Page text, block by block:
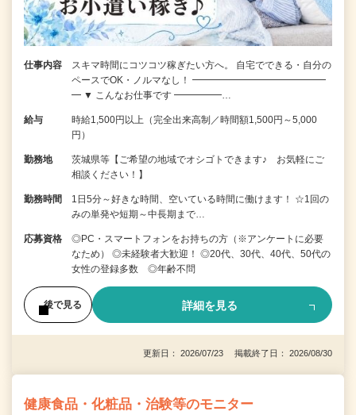
仕事内容
スキマ時間にコツコツ稼ぎたい方へ。 自宅でできる・自分の
ペースでOK・ノルマなし！ ━━━━━━━━━━━━━━
━ ▼ こんなお仕事です ━━━━━…
給与
時給1,500円以上（完全出来高制／時間額1,500円～5,000
円）
勤務地
茨城県等【ご希望の地域でオシゴトできます♪ お気軽にご
相談ください！】
勤務時間
1日5分～好きな時間、空いている時間に働けます！ ☆1回の
みの単発や短期～中長期まで…
応募資格
◎PC・スマートフォンをお持ちの方（※アンケートに必要
なため） ◎未経験者大歓迎！ ◎20代、30代、40代、50代の
女性の登録多数 ◎年齢不問
後で見る 詳細を見る
更新日： 2026/07/23 掲載終了日： 2026/08/30
健康食品・化粧品・治験等のモニター